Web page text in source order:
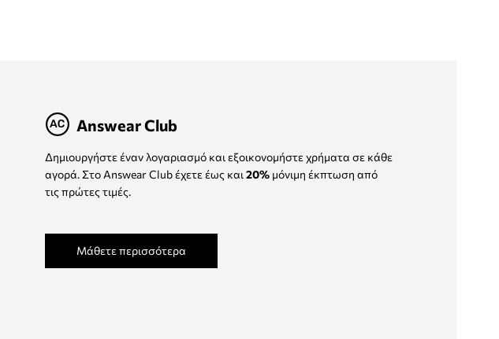
Answear Club
Δημιουργήστε έναν λογαριασμό και εξοικονομήστε χρήματα σε κάθε
αγορά. Στο Answear Club έχετε έως και 20%μόνιμη έκπτωση από
τις πρώτες τιμές.
Μάθετε περισσότερα